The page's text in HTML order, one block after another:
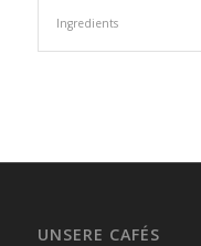
Ingredients
UNSERE CAFÉS